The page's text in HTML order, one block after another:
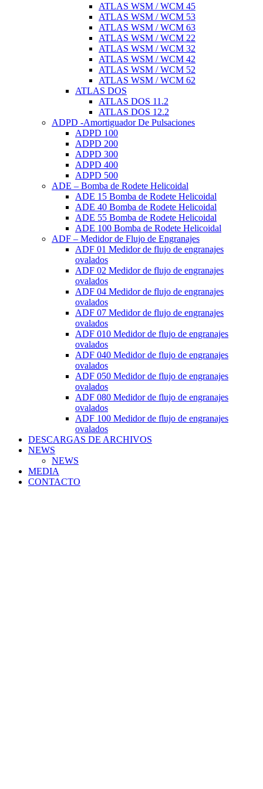
ATLAS WSM / WCM 45
ATLAS WSM / WCM 53
ATLAS WSM / WCM 63
ATLAS WSM / WCM 22
ATLAS WSM / WCM 32
ATLAS WSM / WCM 42
ATLAS WSM / WCM 52
ATLAS WSM / WCM 62
ATLAS DOS
ATLAS DOS 11.2
ATLAS DOS 12.2
ADPD -Amortiguador De Pulsaciones
ADPD 100
ADPD 200
ADPD 300
ADPD 400
ADPD 500
ADE – Bomba de Rodete Helicoidal
ADE 15 Bomba de Rodete Helicoidal
ADE 40 Bomba de Rodete Helicoidal
ADE 55 Bomba de Rodete Helicoidal
ADE 100 Bomba de Rodete Helicoidal
ADF – Medidor de Flujo de Engranajes
ADF 01 Medidor de flujo de engranajes
ovalados
ADF 02 Medidor de flujo de engranajes
ovalados
ADF 04 Medidor de flujo de engranajes
ovalados
ADF 07 Medidor de flujo de engranajes
ovalados
ADF 010 Medidor de flujo de engranajes
ovalados
ADF 040 Medidor de flujo de engranajes
ovalados
ADF 050 Medidor de flujo de engranajes
ovalados
ADF 080 Medidor de flujo de engranajes
ovalados
ADF 100 Medidor de flujo de engranajes
ovalados
DESCARGAS DE ARCHIVOS
NEWS
NEWS
MEDIA
CONTACTO